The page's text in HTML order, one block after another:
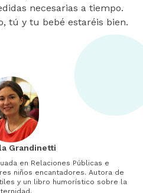
necesarias a tiempo.
tú y tu bebé estaréis bien.
Grandinetti
en Relaciones Públicas e
niños encantadores. Autora de
y un libro humorístico sobre la